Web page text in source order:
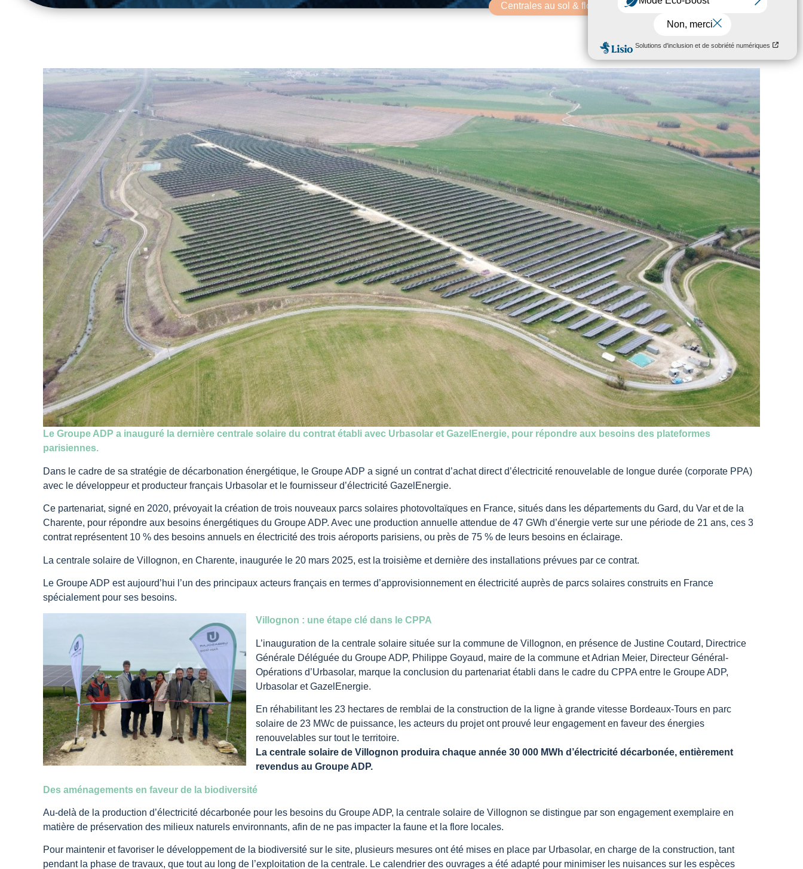
Centrales au sol & flottantes , Evènements
Le Groupe ADP a inauguré la dernière centrale solaire du contrat établi avec Urbasolar et GazelEnergie, pour répondre aux besoins des plateformes
parisiennes.
Dans le cadre de sa stratégie de décarbonation énergétique, le Groupe ADP a signé un contrat d’achat direct d’électricité renouvelable de longue durée (corporate PPA)
avec le développeur et producteur français Urbasolar et le fournisseur d’électricité GazelEnergie.
Ce partenariat, signé en 2020, prévoyait la création de trois nouveaux parcs solaires photovoltaïques en France, situés dans les départements du Gard, du Var et de la
Charente, pour répondre aux besoins énergétiques du Groupe ADP. Avec une production annuelle attendue de 47 GWh d’énergie verte sur une période de 21 ans, ces 3
contrat représentent 10 % des besoins annuels en électricité des trois aéroports parisiens, ou près de 75 % de leurs besoins en éclairage.
La centrale solaire de Villognon, en Charente, inaugurée le 20 mars 2025, est la troisième et dernière des installations prévues par ce contrat.
Le Groupe ADP est aujourd’hui l’un des principaux acteurs français en termes d’approvisionnement en électricité auprès de parcs solaires construits en France
spécialement pour ses besoins.
Villognon : une étape clé dans le CPPA
L’inauguration de la centrale solaire située sur la commune de Villognon, en présence de Justine Coutard, Directrice
Générale Déléguée du Groupe ADP, Philippe Goyaud, maire de la commune et Adrian Meier, Directeur Général-
Opérations d’Urbasolar, marque la conclusion du partenariat établi dans le cadre du CPPA entre le Groupe ADP,
Urbasolar et GazelEnergie.
En réhabilitant les 23 hectares de remblai de la construction de la ligne à grande vitesse Bordeaux-Tours en parc
solaire de 23 MWc de puissance, les acteurs du projet ont prouvé leur engagement en faveur des énergies
renouvelables sur tout le territoire.
La centrale solaire de Villognon produira chaque année 30 000 MWh d’électricité décarbonée, entièrement
revendus au Groupe ADP.
Des aménagements en faveur de la biodiversité
Au-delà de la production d’électricité décarbonée pour les besoins du Groupe ADP, la centrale solaire de Villognon se distingue par son engagement exemplaire en
matière de préservation des milieux naturels environnants, afin de ne pas impacter la faune et la flore locales.
Pour maintenir et favoriser le développement de la biodiversité sur le site, plusieurs mesures ont été mises en place par Urbasolar, en charge de la construction, tant
pendant la phase de travaux, que tout au long de l’exploitation de la centrale. Le calendrier des ouvrages a été adapté pour minimiser les nuisances sur les espèces